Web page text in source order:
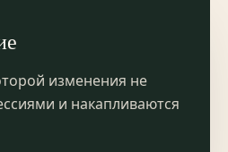
изменения не
и накапливаются